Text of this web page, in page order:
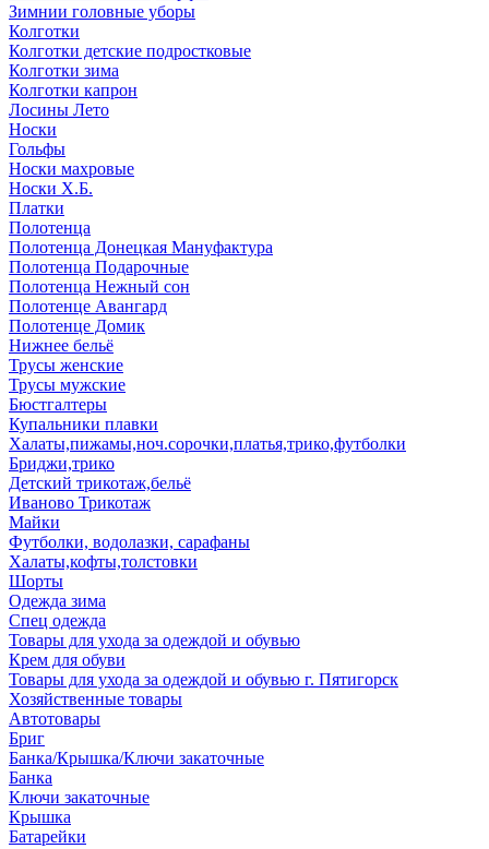
Зимнии головные уборы
Колготки
Колготки детские подростковые
Колготки зима
Колготки капрон
Лосины Лето
Носки
Гольфы
Носки махровые
Носки Х.Б.
Платки
Полотенца
Полотенца Донецкая Мануфактура
Полотенца Подарочные
Полотенца Нежный сон
Полотенце Авангард
Полотенце Домик
Нижнее бельё
Трусы женские
Трусы мужские
Бюстгалтеры
Купальники плавки
Халаты,пижамы,ноч.сорочки,платья,трико,футболки
Бриджи,трико
Детский трикотаж,бельё
Иваново Трикотаж
Майки
Футболки, водолазки, сарафаны
Халаты,кофты,толстовки
Шорты
Одежда зима
Спец одежда
Товары для ухода за одеждой и обувью
Крем для обуви
Товары для ухода за одеждой и обувью г. Пятигорск
Хозяйственные товары
Автотовары
Бриг
Банка/Крышка/Ключи закаточные
Банка
Ключи закаточные
Крышка
Батарейки